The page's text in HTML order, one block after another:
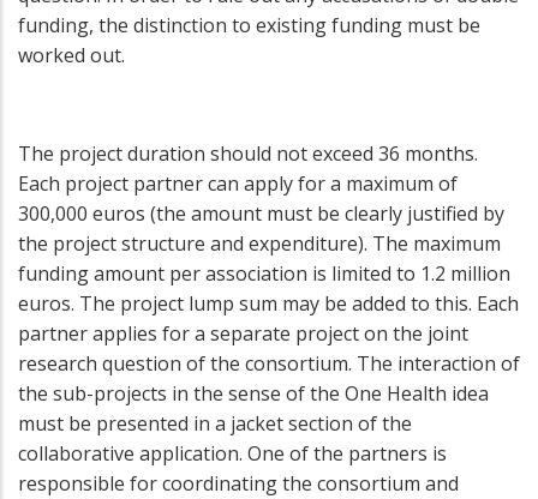
funding, the distinction to existing funding must be
worked out.
The project duration should not exceed 36 months.
Each project partner can apply for a maximum of
300,000 euros (the amount must be clearly justified by
the project structure and expenditure). The maximum
funding amount per association is limited to 1.2 million
euros. The project lump sum may be added to this. Each
partner applies for a separate project on the joint
research question of the consortium. The interaction of
the sub-projects in the sense of the One Health idea
must be presented in a jacket section of the
collaborative application. One of the partners is
responsible for coordinating the consortium and